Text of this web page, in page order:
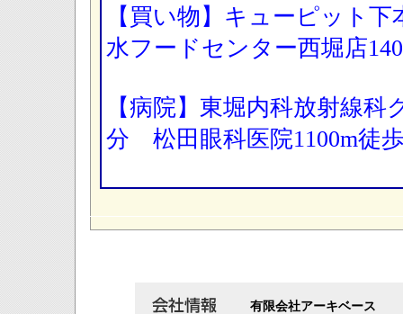
【買い物】キューピット
水フードセンター西堀店
【病院】東堀内科放射線科
分 松田眼科医院1100m徒
有限会社アーキベース